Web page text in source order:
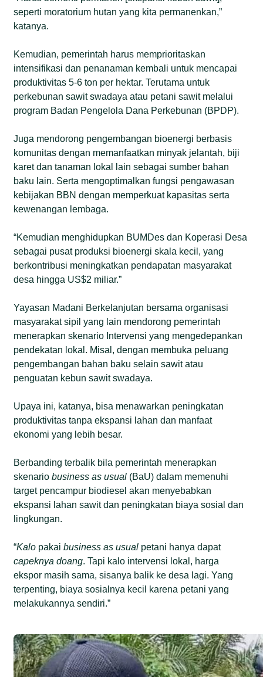
seperti moratorium hutan yang kita permanenkan,”
katanya.
Kemudian, pemerintah harus memprioritaskan
intensifikasi dan penanaman kembali untuk mencapai
produktivitas 5-6 ton per hektar. Terutama untuk
perkebunan sawit swadaya atau petani sawit melalui
program Badan Pengelola Dana Perkebunan (BPDP).
Juga mendorong pengembangan bioenergi berbasis
komunitas dengan memanfaatkan minyak jelantah, biji
karet dan tanaman lokal lain sebagai sumber bahan
baku lain. Serta mengoptimalkan fungsi pengawasan
kebijakan BBN dengan memperkuat kapasitas serta
kewenangan lembaga.
“Kemudian menghidupkan BUMDes dan Koperasi Desa
sebagai pusat produksi bioenergi skala kecil, yang
berkontribusi meningkatkan pendapatan masyarakat
desa hingga US$2 miliar.”
Yayasan Madani Berkelanjutan bersama organisasi
masyarakat sipil yang lain mendorong pemerintah
menerapkan skenario Intervensi yang mengedepankan
pendekatan lokal. Misal, dengan membuka peluang
pengembangan bahan baku selain sawit atau
penguatan kebun sawit swadaya.
Upaya ini, katanya, bisa menawarkan peningkatan
produktivitas tanpa ekspansi lahan dan manfaat
ekonomi yang lebih besar.
Berbanding terbalik bila pemerintah menerapkan
skenariobusiness as usual (BaU) dalam memenuhi
target pencampur biodiesel akan menyebabkan
ekspansi lahan sawit dan peningkatan biaya sosial dan
lingkungan.
“Kalo pakaibusiness as usual petani hanya dapat
capeknya doang. Tapi kalo intervensi lokal, harga
ekspor masih sama, sisanya balik ke desa lagi. Yang
terpenting, biaya sosialnya kecil karena petani yang
melakukannya sendiri.”